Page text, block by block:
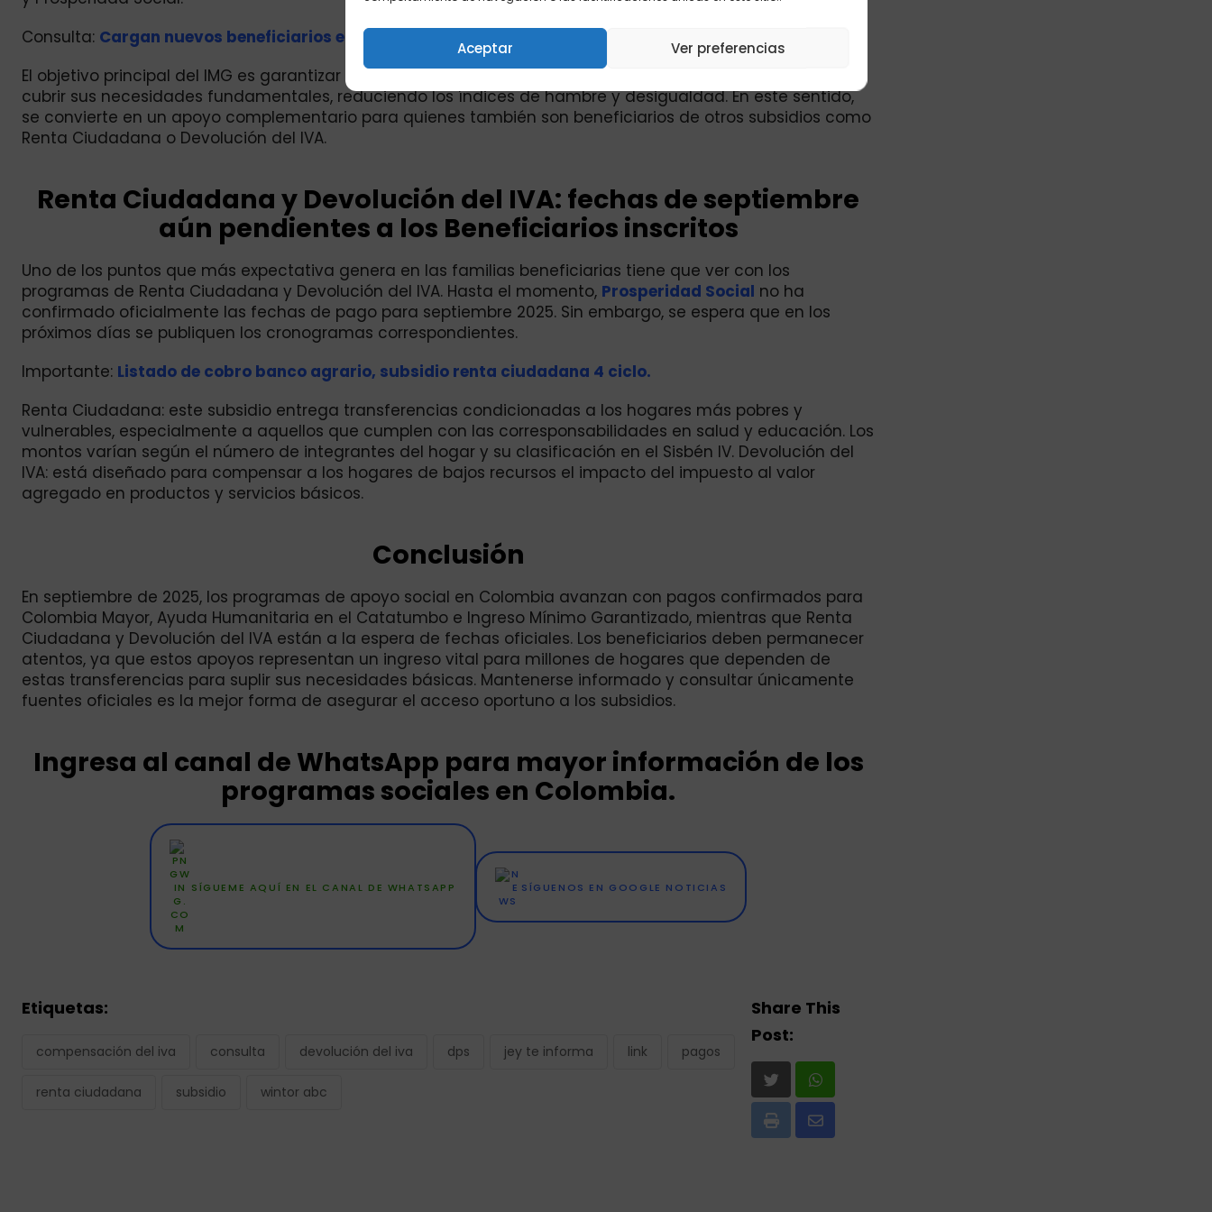
Aceptar Ver preferencias
Consulta: Cargan nuevos beneficiarios en link del banco agrario, consulta ciclo de septiembre 2025.
El objetivo principal del IMG es garantizar un ingreso básico que permita a los hogares más vulnerables
cubrir sus necesidades fundamentales, reduciendo los índices de hambre y desigualdad. En este sentido,
se convierte en un apoyo complementario para quienes también son beneficiarios de otros subsidios como
Renta Ciudadana o Devolución del IVA.
Renta Ciudadana y Devolución del IVA: fechas de septiembre
aún pendientes a los Beneficiarios inscritos
Uno de los puntos que más expectativa genera en las familias beneficiarias tiene que ver con los
programas de Renta Ciudadana y Devolución del IVA. Hasta el momento, Prosperidad Social no ha
confirmado oficialmente las fechas de pago para septiembre 2025. Sin embargo, se espera que en los
próximos días se publiquen los cronogramas correspondientes.
Importante: Listado de cobro banco agrario, subsidio renta ciudadana 4 ciclo.
Renta Ciudadana: este subsidio entrega transferencias condicionadas a los hogares más pobres y
vulnerables, especialmente a aquellos que cumplen con las corresponsabilidades en salud y educación. Los
montos varían según el número de integrantes del hogar y su clasificación en el Sisbén IV. Devolución del
IVA: está diseñado para compensar a los hogares de bajos recursos el impacto del impuesto al valor
agregado en productos y servicios básicos.
Conclusión
En septiembre de 2025, los programas de apoyo social en Colombia avanzan con pagos confirmados para
Colombia Mayor, Ayuda Humanitaria en el Catatumbo e Ingreso Mínimo Garantizado, mientras que Renta
Ciudadana y Devolución del IVA están a la espera de fechas oficiales. Los beneficiarios deben permanecer
atentos, ya que estos apoyos representan un ingreso vital para millones de hogares que dependen de
estas transferencias para suplir sus necesidades básicas. Mantenerse informado y consultar únicamente
fuentes oficiales es la mejor forma de asegurar el acceso oportuno a los subsidios.
Ingresa al canal de WhatsApp para mayor información de los
programas sociales en Colombia.
SÍGUEME AQUÍ EN EL CANAL DE WHATSAPP SÍGUENOS EN GOOGLE NOTICIAS
Etiquetas:
compensación del iva consulta devolución del iva dps jey te informa link pagos
renta ciudadana subsidio wintor abc
Share This
Post:
Print
Share